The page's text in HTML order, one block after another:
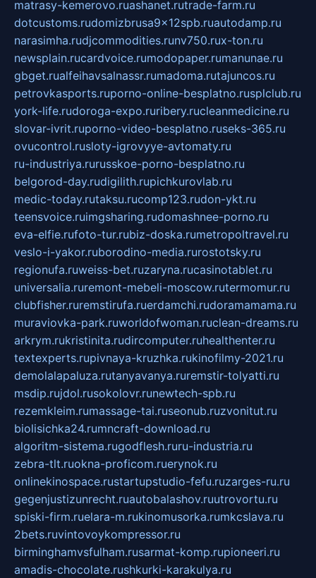
matrasy-kemerovo.ruashanet.rutrade-farm.ru
dotcustoms.rudomizbrusa9x12spb.ruautodamp.ru
narasimha.rudjcommodities.runv750.rux-ton.ru
newsplain.rucardvoice.rumodopaper.rumanunae.ru
gbget.rualfeihavsalnassr.rumadoma.rutajuncos.ru
petrovkasports.ruporno-online-besplatno.rusplclub.ru
york-life.rudoroga-expo.ruribery.rucleanmedicine.ru
slovar-ivrit.ruporno-video-besplatno.ruseks-365.ru
ovucontrol.rusloty-igrovyye-avtomaty.ru
ru-industriya.rurusskoe-porno-besplatno.ru
belgorod-day.rudigilith.rupichkurovlab.ru
medic-today.rutaksu.rucomp123.rudon-ykt.ru
teensvoice.ruimgsharing.rudomashnee-porno.ru
eva-elfie.rufoto-tur.rubiz-doska.rumetropoltravel.ru
veslo-i-yakor.ruborodino-media.rurostotsky.ru
regionufa.ruweiss-bet.ruzaryna.rucasinotablet.ru
universalia.ruremont-mebeli-moscow.rutermomur.ru
clubfisher.ruremstirufa.ruerdamchi.rudoramamama.ru
muraviovka-park.ruworldofwoman.ruclean-dreams.ru
arkrym.rukristinita.rudircomputer.ruhealthenter.ru
textexperts.rupivnaya-kruzhka.rukinofilmy-2021.ru
demolalapaluza.rutanyavanya.ruremstir-tolyatti.ru
msdip.rujdol.rusokolovr.runewtech-spb.ru
rezemkleim.rumassage-tai.ruseonub.ruzvonitut.ru
biolisichka24.rumncraft-download.ru
algoritm-sistema.rugodflesh.ruru-industria.ru
zebra-tlt.ruokna-proficom.ruerynok.ru
onlinekinospace.rustartupstudio-fefu.ruzarges-ru.ru
gegenjustizunrecht.ruautobalashov.ruutrovortu.ru
spiski-firm.ruelara-m.rukinomusorka.rumkcslava.ru
2bets.ruvintovoykompressor.ru
birminghamvsfulham.rusarmat-komp.rupioneeri.ru
amadis-chocolate.rushkurki-karakulya.ru